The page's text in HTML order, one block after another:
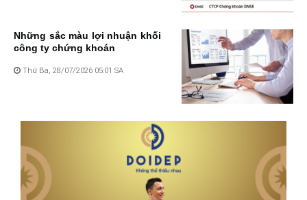
Những sắc màu lợi nhuận khối
công ty chứng khoán
Thứ Ba, 28/07/2026 05:01 SA